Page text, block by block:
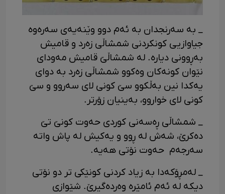
_ به سەرنجدان به ئەم دوو وێنەیەی سەرەوە
جیاوازیی کونکردنی شمشاڵی زەرد و قامیش
بەڕوونی دیاره. له شمشاڵێ قامیش مەودای
نێوان کونەکان وەکوو شمشاڵی زەرد بە دوای
یەکدا نین بەڵکوو سێ کونی لای سەروو و سێ
کونی لای خواروو، بەینیان زۆرتر.
_ شمشاڵی ڕەسەنی کوردی حەوت کونێ تێ
دەکرێ، شەش له ڕوو و یەکیش له پاش واته
سە‌رجەم حەوت نۆتی هەیه.
_ لەمڕۆکەدا به زیاد کردنی کونێکی تر دو نۆتی
دیکه لە ئەم ئامێرە وەردەگیرێ. شێوازی